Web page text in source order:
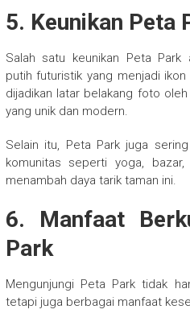
5. Keunikan Peta
Salah satu keunikan Peta Park
putih futuristik yang menjadi
dijadikan latar belakang foto
yang unik dan modern.
Selain itu, Peta Park juga
komunitas seperti yoga,
menambah daya tarik taman ini.
6. Manfaat
Park
Mengunjungi Peta Park tidak
tetapi juga berbagai manfaat